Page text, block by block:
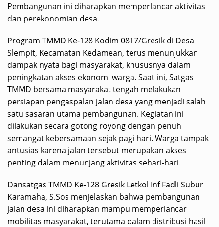
Pembangunan ini diharapkan memperlancar aktivitas
dan perekonomian desa.
Program TMMD Ke-128 Kodim 0817/Gresik di Desa
Slempit, Kecamatan Kedamean, terus menunjukkan
dampak nyata bagi masyarakat, khususnya dalam
peningkatan akses ekonomi warga. Saat ini, Satgas
TMMD bersama masyarakat tengah melakukan
persiapan pengaspalan jalan desa yang menjadi salah
satu sasaran utama pembangunan. Kegiatan ini
dilakukan secara gotong royong dengan penuh
semangat kebersamaan sejak pagi hari. Warga tampak
antusias karena jalan tersebut merupakan akses
penting dalam menunjang aktivitas sehari-hari.
Dansatgas TMMD Ke-128 Gresik Letkol Inf Fadli Subur
Karamaha, S.Sos menjelaskan bahwa pembangunan
jalan desa ini diharapkan mampu memperlancar
mobilitas masyarakat, terutama dalam distribusi hasil